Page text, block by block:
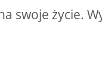
swoje życie.